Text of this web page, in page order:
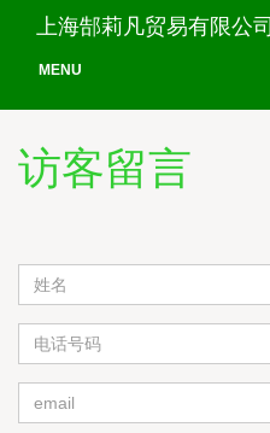
上海郜莉凡贸易有限公司
MENU
访客留言